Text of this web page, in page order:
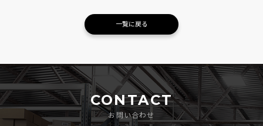
一覧に戻る
CONTACT
お問い合わせ